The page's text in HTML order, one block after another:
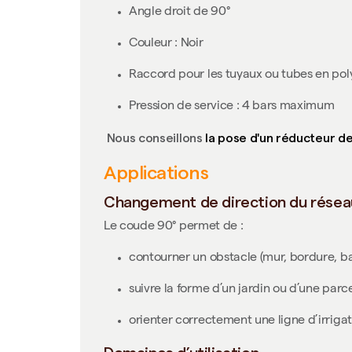
Angle droit de 90°
Couleur : Noir
Raccord pour les tuyaux ou tubes en
Pression de service : 4 bars maximum
Nous conseillons la pose d'un réducteur
Applications
Changement de direction du
Le coude 90° permet de :
contourner un obstacle (mur, bordure,
suivre la forme d’un jardin ou d’une
orienter correctement une ligne